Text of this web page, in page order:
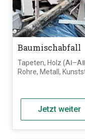
Baumischabfall
Tapeten, Holz
Rohre, Metall,
all das rein, was bei
Baumaßnahmen
Jetzt weiter